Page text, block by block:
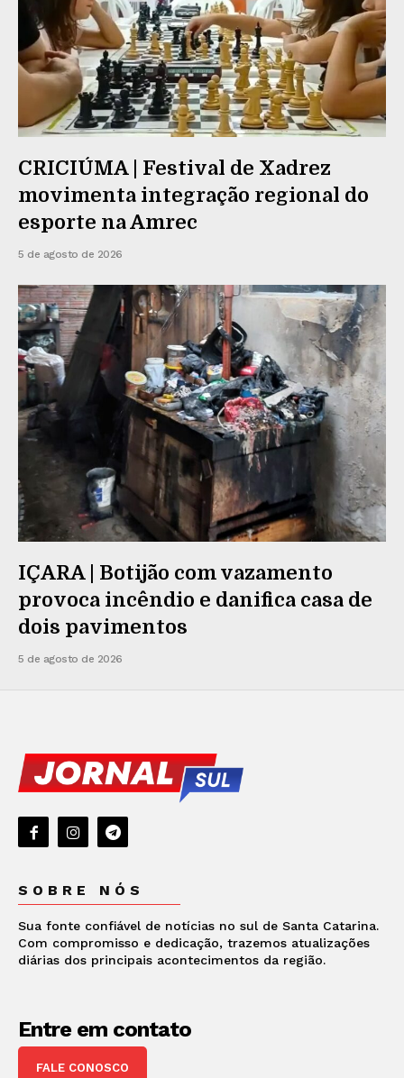
CRICIÚMA | Festival de Xadrez
movimenta integração regional do
esporte na Amrec
5 de agosto de 2026
IÇARA | Botijão com vazamento
provoca incêndio e danifica casa de
dois pavimentos
5 de agosto de 2026
SOBRE NÓS
Sua fonte confiável de notícias no sul de Santa Catarina.
Com compromisso e dedicação, trazemos atualizações
diárias dos principais acontecimentos da região.
Entre em contato
FALE CONOSCO